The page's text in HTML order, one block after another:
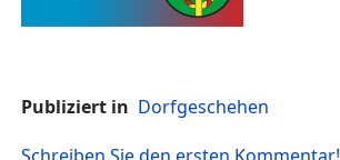
Publiziert in Dorfgeschehen